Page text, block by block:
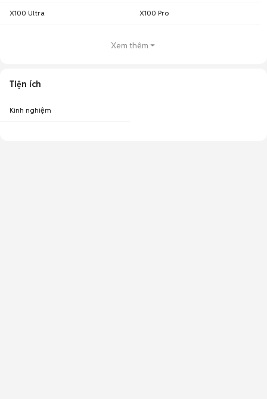
X100 Ultra X100 Pro
Xem thêm
Tiện ích
Kinh nghiệm